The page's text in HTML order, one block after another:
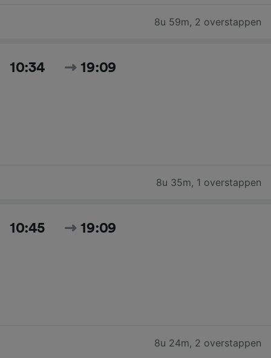
8u 59m, 2 overstappen
10:34 19:09
8u 35m, 1 overstappen
10:45 19:09
8u 24m, 2 overstappen